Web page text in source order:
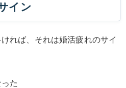
イン
れば、それは婚活疲れのサイ
た